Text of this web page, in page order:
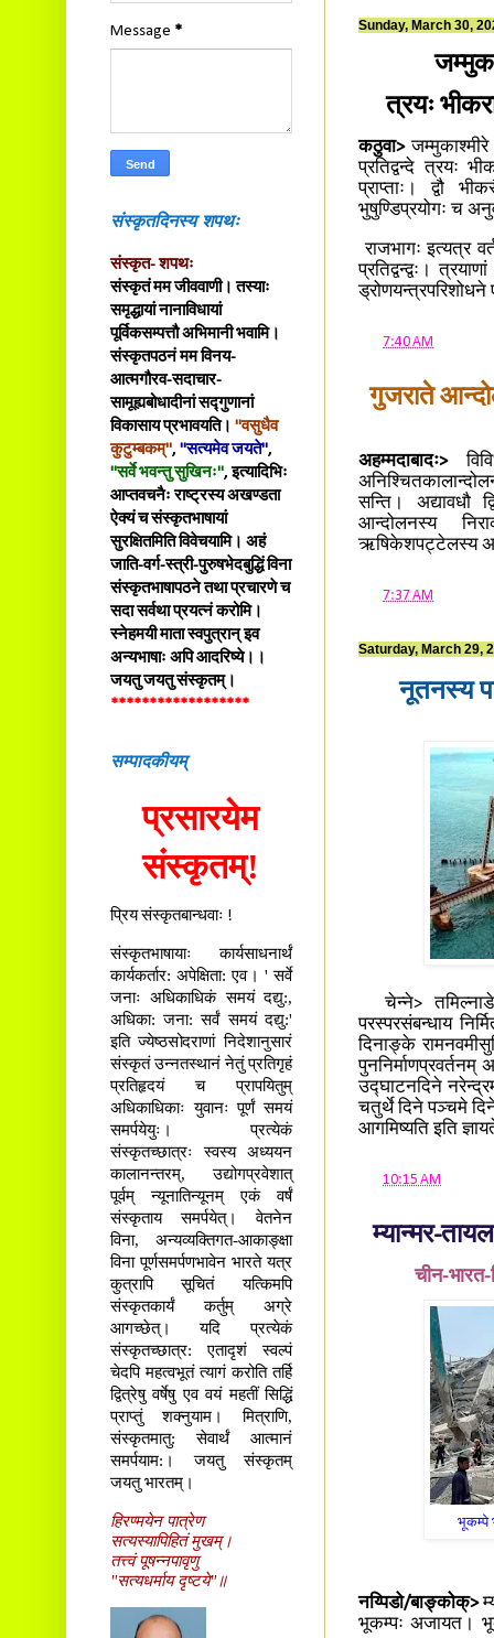
Sunday, March 30,
त्रयः
कठुवा>जम्मुकाश्मीरे
प्रतिद्वन्दे त्रयः
प्राप्ताः। द्वौ
भुषुण्डिप्रयोगः च
राजभागः इत्यत्र
प्रतिद्वन्द्वः।
7:40 AM
गुजराते
अहम्मदाबादः>
सन्ति। अद्यावधौ
आन्दोलनस्य
ऋषिकेशपट्टेलस्य
7:37 AM
Saturday, March 29,
नूतनस्य
चेन्ने> तमिल्नाडे
परस्परसंबन्धाय
दिनाङ्के
पुननिर्माणप्रवर्तनम्
उद्घाटनदिने
चतुर्थे दिने पञ्चमे
आगमिष्यति इति
10:15 AM
म्यान्मर-
चीन-
भूकम्पे
नय्पिडो/बाङ्कोक्>
भूकम्पः अजायत।
Message *
संस्कृतदिनस्य शपथः
संस्कृत- शपथः
संस्कृतं मम जीववाणी। तस्याः
समृद्धायां नानाविधायां
पूर्विकसम्पत्तौ अभिमानी भवामि।
संस्कृतपठनं मम विनय-
आत्मगौरव-सदाचार-
सामूह्यबोधादीनां सद्गुणानां
विकासाय प्रभावयति। "वसुधैव
कुटुम्बकम्", "सत्यमेव जयते",
"सर्वे भवन्तु सुखिनः", इत्यादिभिः
आप्तवचनैः राष्ट्रस्य अखण्डता
ऐक्यं च संस्कृतभाषायां
सुरक्षितमिति विवेचयामि। अहं
जाति-वर्ग-स्त्री-पुरुषभेदबुद्धिं विना
संस्कृतभाषापठने तथा प्रचारणे च
सदा सर्वथा प्रयत्नं करोमि।
स्नेहमयी माता स्वपुत्रान् इव
अन्यभाषाः अपि आदरिष्ये।।
जयतु जयतु संस्कृतम्।
******************
सम्पादकीयम्
प्रसारयेम
संस्कृतम्!
प्रिय संस्कृतबान्धवाः !
संस्कृतभाषायाः कार्यसाधनार्थं
कार्यकर्तार: अपेक्षिता: एव। ' सर्वे
जनाः अधिकाधिकं समयं दद्यु:,
अधिका: जना: सर्वं समयं दद्यु:'
इति ज्येष्ठसोदराणां निदेशानुसारं
संस्कृतं उन्नतस्थानं नेतुं प्रतिगृहं
प्रतिहृदयं च प्रापयितुम्
अधिकाधिकाः युवानः पूर्णं समयं
समर्पयेयुः। प्रत्येकं
संस्कृतच्छात्रः स्वस्य अध्ययन
कालानन्तरम्, उद्योगप्रवेशात्
पूर्वम् न्यूनातिन्यूनम् एकं वर्षं
संस्कृताय समर्पयेत्। वेतनेन
विना, अन्यव्यक्तिगत-आकाङ्क्षा
विना पूर्णसमर्पणभावेन भारते यत्र
कुत्रापि सूचितं यत्किमपि
संस्कृतकार्यं कर्तुम् अग्रे
आगच्छेत्। यदि प्रत्येकं
संस्कृतच्छात्र: एतादृशं स्वल्पं
चेदपि महत्वभूतं त्यागं करोति तर्हि
द्वित्रेषु वर्षेषु एव वयं महतीं सिद्धिं
प्राप्तुं शक्नुयाम। मित्राणि,
संस्कृतमातु: सेवार्थं आत्मानं
समर्पयाम:। जयतु संस्कृतम्
जयतु भारतम्।
हिरण्मयेन पात्रेण
सत्यस्यापिहितं मुखम्।
तत्त्वं पूषन्नपावृणु
"सत्यधर्माय दृष्टये"॥